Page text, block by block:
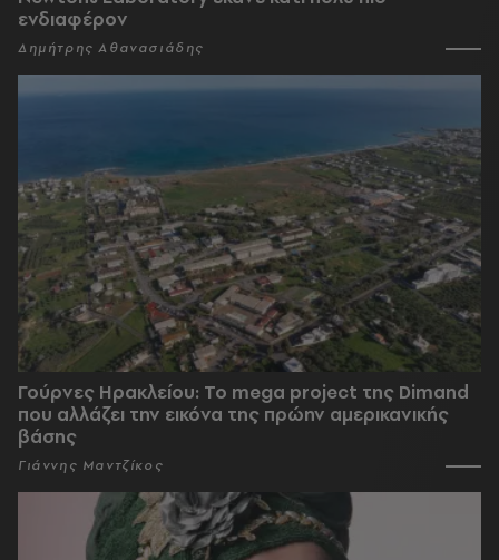
ενδιαφέρον
Δημήτρης Αθανασιάδης
Γούρνες Ηρακλείου: To mega project της Dimand
που αλλάζει την εικόνα της πρώην αμερικανικής
βάσης
Γιάννης Μαντζίκος